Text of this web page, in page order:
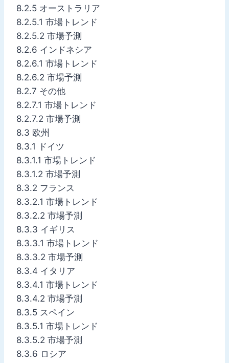
8.2.5 オーストラリア
8.2.5.1 市場トレンド
8.2.5.2 市場予測
8.2.6 インドネシア
8.2.6.1 市場トレンド
8.2.6.2 市場予測
8.2.7 その他
8.2.7.1 市場トレンド
8.2.7.2 市場予測
8.3 欧州
8.3.1 ドイツ
8.3.1.1 市場トレンド
8.3.1.2 市場予測
8.3.2 フランス
8.3.2.1 市場トレンド
8.3.2.2 市場予測
8.3.3 イギリス
8.3.3.1 市場トレンド
8.3.3.2 市場予測
8.3.4 イタリア
8.3.4.1 市場トレンド
8.3.4.2 市場予測
8.3.5 スペイン
8.3.5.1 市場トレンド
8.3.5.2 市場予測
8.3.6 ロシア